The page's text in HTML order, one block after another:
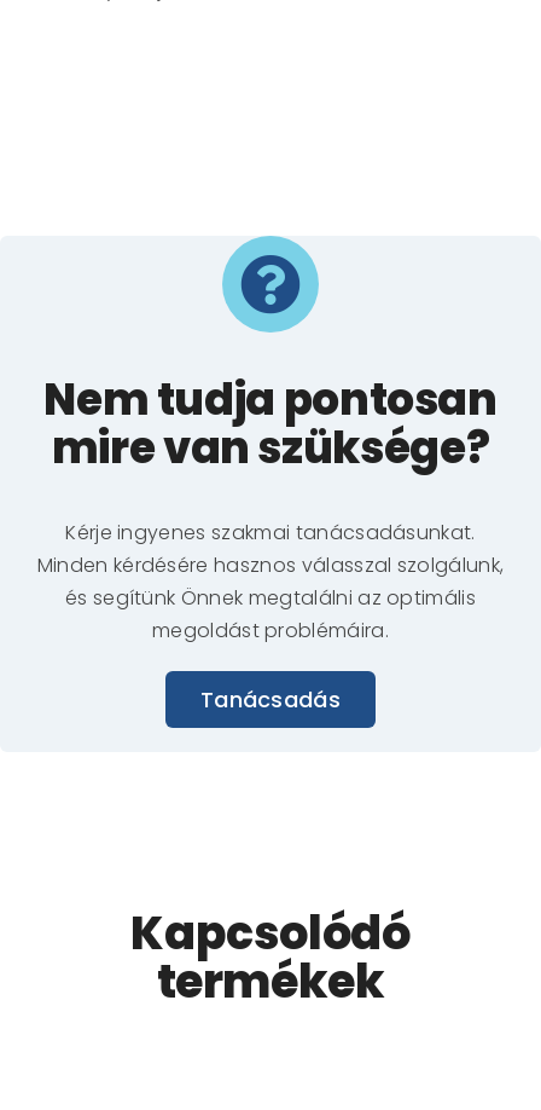
Nem tudja pontosan
mire van szüksége?
Kérje ingyenes szakmai tanácsadásunkat.
Minden kérdésére hasznos válasszal szolgálunk,
és segítünk Önnek megtalálni az optimális
megoldást problémáira.
Tanácsadás
Kapcsolódó
termékek